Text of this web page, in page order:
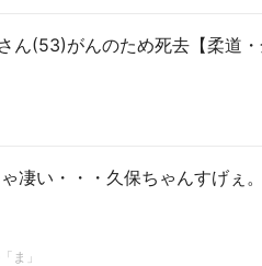
ん(53)がんのため死去【柔道・
凄い・・・久保ちゃんすげぇ
ま」